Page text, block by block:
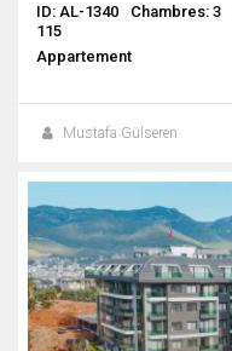
ID: AL-1340 Chambres: 3
115
Appartement
Mustafa Gülseren